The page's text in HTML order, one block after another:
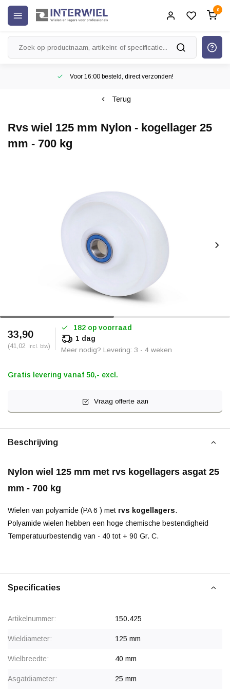
0
Voor 16:00 besteld, direct verzonden!
Terug
Rvs wiel 125 mm Nylon - kogellager 25
mm - 700 kg
33,90
(41,02 Incl. btw)
182 op voorraad
1 dag
Meer nodig? Levering: 3 - 4 weken
Gratis levering vanaf 50,- excl.
Vraag offerte aan
Beschrijving
Nylon wiel 125 mm met rvs kogellagers asgat 25
mm - 700 kg
Wielen van polyamide (PA 6 ) met rvs kogellagers.
Polyamide wielen hebben een hoge chemische bestendigheid
Temperatuurbestendig van - 40 tot + 90 Gr. C.
Specificaties
Artikelnummer: 150.425
Wieldiameter: 125 mm
Wielbreedte: 40 mm
Asgatdiameter: 25 mm